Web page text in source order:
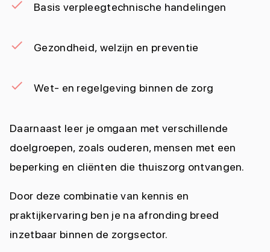
Basis verpleegtechnische handelingen
Gezondheid, welzijn en preventie
Wet- en regelgeving binnen de zorg
Daarnaast leer je omgaan met verschillende
doelgroepen, zoals ouderen, mensen met een
beperking en cliënten die thuiszorg ontvangen.
Door deze combinatie van kennis en
praktijkervaring ben je na afronding breed
inzetbaar binnen de zorgsector.